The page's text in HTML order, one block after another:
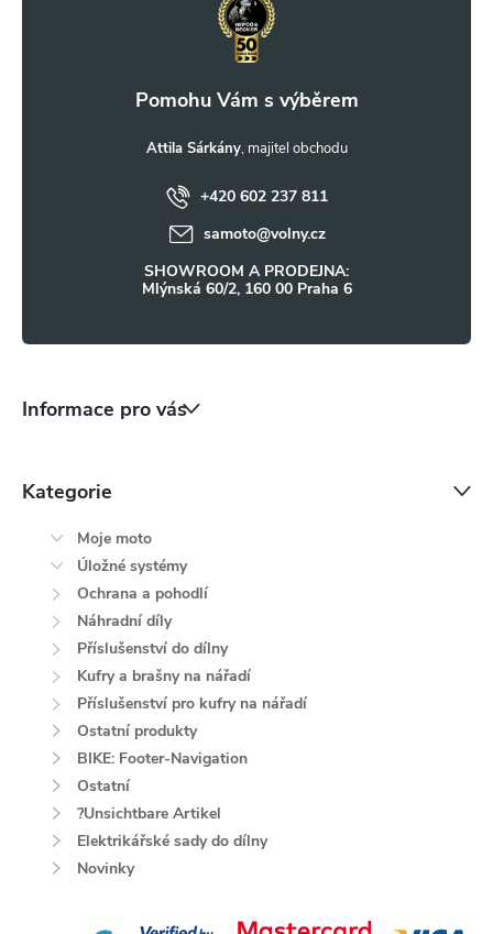
s
Attila Sárkány
+420 602 237 811
samoto@volny.cz
SHOWROOM A PRODEJNA:
Mlýnská 60/2, 160 00 Praha 6
Informace pro vás
Kategorie
Moje moto
Úložné systémy
Ochrana a pohodlí
Náhradní díly
Příslušenství do dílny
Kufry a brašny na nářadí
Příslušenství pro kufry na nářadí
Ostatní produkty
BIKE: Footer-Navigation
Ostatní
?Unsichtbare Artikel
Elektrikářské sady do dílny
Novinky